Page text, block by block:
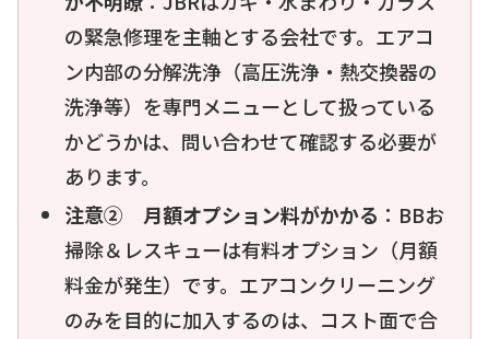
の緊急修理を主軸とする会社です。エアコ
ン内部の分解洗浄（高圧洗浄・熱交換器の
洗浄等）を専門メニューとして扱っている
かどうかは、問い合わせて確認する必要が
あります。
注意② 月額オプション料がかかる ：BBお
掃除＆レスキューは有料オプション（月額
料金が発生）です。エアコンクリーニング
のみを目的に加入するのは、コスト面で合